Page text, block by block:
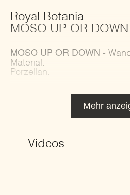
Royal Botania
MOSO UP OR DOWN
MOSO UP OR DOWN -
Material:
Porzellan.
Mehr
Videos